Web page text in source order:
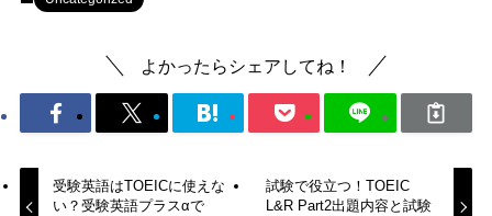
よかったらシェアしてね！
受験英語はTOEICに使えな
い？受験英語プラスαで
試験で役立つ！TOEIC
L&R Part2出題内容と試験